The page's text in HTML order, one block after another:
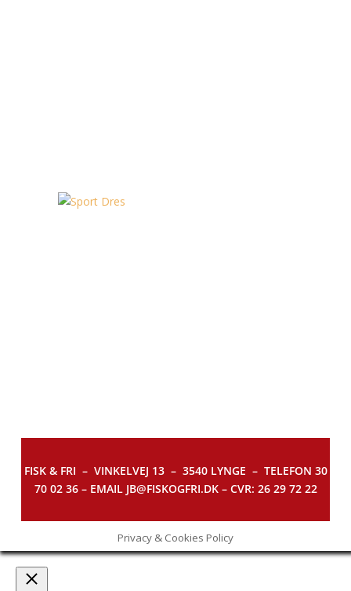
FISK & FRI – VINKELVEJ 13 – 3540 LYNGE – TELEFON 30
70 02 36 – EMAIL JB@FISKOGFRI.DK – CVR: 26 29 72 22
Privacy & Cookies Policy